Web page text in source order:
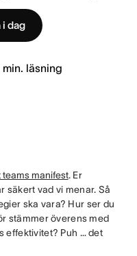
i dag
min. läsning
manifest. Er
säkert vad vi menar. Så
ska vara? Hur ser du
stämmer överens med
effektivitet? Puh … det